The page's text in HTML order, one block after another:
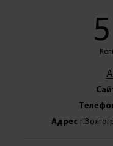
5
Адрес